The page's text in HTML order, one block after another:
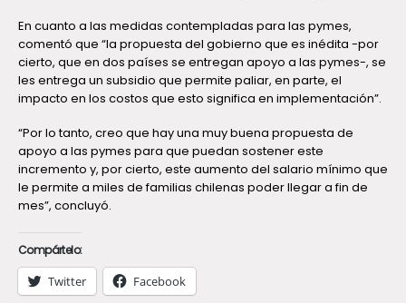
En cuanto a las medidas contempladas para las pymes,
comentó que “la propuesta del gobierno que es inédita -por
cierto, que en dos países se entregan apoyo a las pymes-, se
les entrega un subsidio que permite paliar, en parte, el
impacto en los costos que esto significa en implementación”.
“Por lo tanto, creo que hay una muy buena propuesta de
apoyo a las pymes para que puedan sostener este
incremento y, por cierto, este aumento del salario mínimo que
le permite a miles de familias chilenas poder llegar a fin de
mes”, concluyó.
Compártelo:
Twitter Facebook